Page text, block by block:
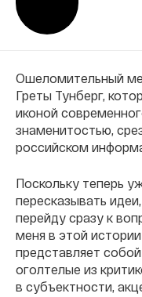
Ошеломительный
Греты Тунберг,
иконой
знаменитостью,
российском
Поскольку теперь
пересказывать
перейду сразу к
меня в этой
представляет
оголтелые из
в субъектности,